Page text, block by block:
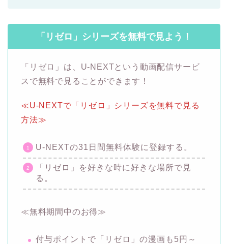
「リゼロ」シリーズを無料で見よう！
「リゼロ」は、U-NEXTという動画配信サービ
スで無料で見ることができます！
≪U-NEXTで「リゼロ」シリーズを無料で見る
方法≫
U-NEXTの31日間無料体験に登録する。
「リゼロ」を好きな時に好きな場所で見
る。
≪無料期間中のお得≫
付与ポイントで「リゼロ」の漫画も5円～